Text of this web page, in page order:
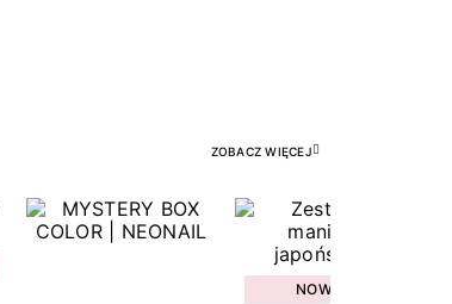
ZOBACZ WIĘCEJ
NOWOŚĆ